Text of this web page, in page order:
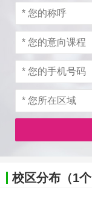
校区分布（1个